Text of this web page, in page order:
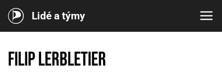
Lidé a týmy
Filip Lerbletier